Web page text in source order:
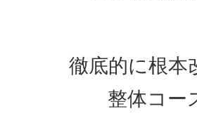
徹底的に根本
整体コー